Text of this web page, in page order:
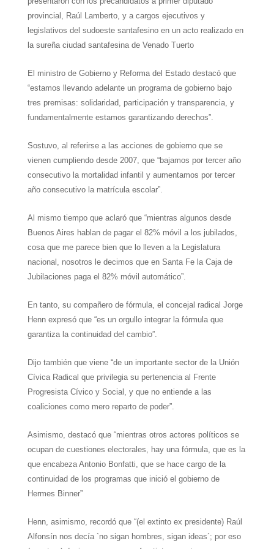
provincial, Raúl Lamberto, y a cargos ejecutivos y
legislativos del sudoeste santafesino en un acto realizado en
la sureña ciudad santafesina de Venado Tuerto
El ministro de Gobierno y Reforma del Estado destacó que
“estamos llevando adelante un programa de gobierno bajo
tres premisas: solidaridad, participación y transparencia, y
fundamentalmente estamos garantizando derechos”.
Sostuvo, al referirse a las acciones de gobierno que se
vienen cumpliendo desde 2007, que “bajamos por tercer año
consecutivo la mortalidad infantil y aumentamos por tercer
año consecutivo la matrícula escolar”.
Al mismo tiempo que aclaró que “mientras algunos desde
Buenos Aires hablan de pagar el 82% móvil a los jubilados,
cosa que me parece bien que lo lleven a la Legislatura
nacional, nosotros le decimos que en Santa Fe la Caja de
Jubilaciones paga el 82% móvil automático”.
En tanto, su compañero de fórmula, el concejal radical Jorge
Henn expresó que “es un orgullo integrar la fórmula que
garantiza la continuidad del cambio”.
Dijo también que viene “de un importante sector de la Unión
Cívica Radical que privilegia su pertenencia al Frente
Progresista Cívico y Social, y que no entiende a las
coaliciones como mero reparto de poder”.
Asimismo, destacó que “mientras otros actores políticos se
ocupan de cuestiones electorales, hay una fórmula, que es la
que encabeza Antonio Bonfatti, que se hace cargo de la
continuidad de los programas que inició el gobierno de
Hermes Binner”
Henn, asimismo, recordó que “(el extinto ex presidente) Raúl
Alfonsín nos decía `no sigan hombres, sigan ideas´; por eso